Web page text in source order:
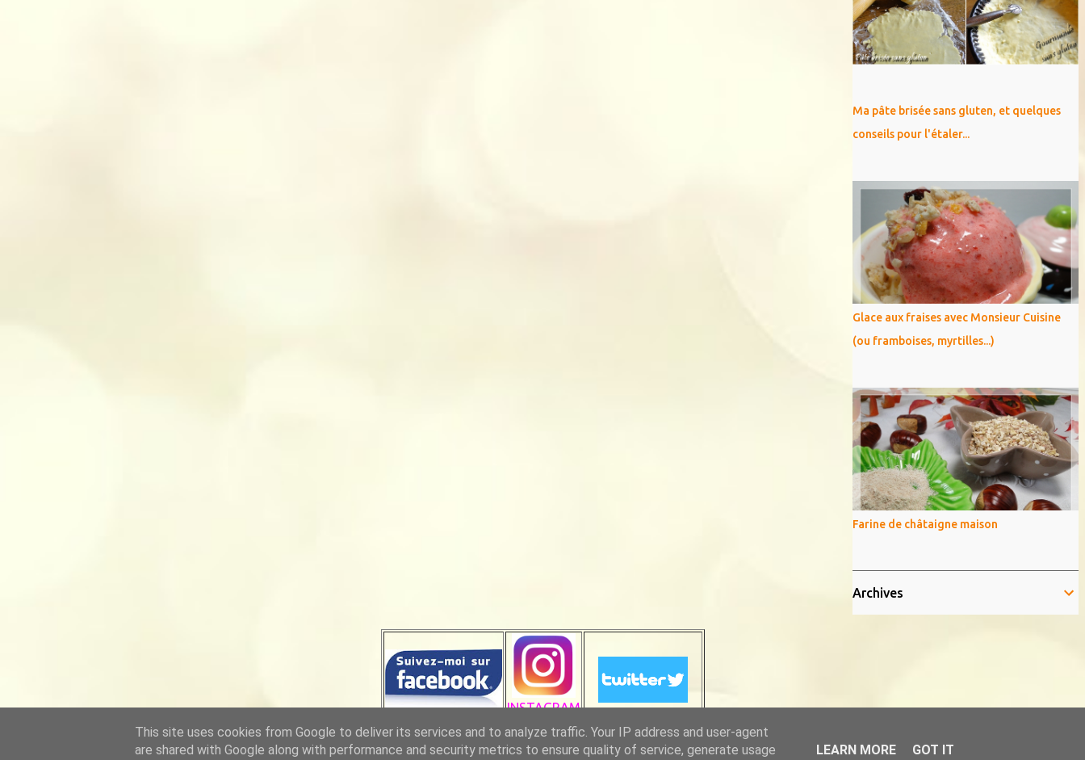
Ma pâte brisée sans gluten, et quelques
conseils pour l'étaler...
Glace aux fraises avec Monsieur Cuisine
(ou framboises, myrtilles...)
Farine de châtaigne maison
Archives
INSTAGRAM
This site uses cookies from Google to deliver its services and to analyze traffic. Your IP address and user-agent
are shared with Google along with performance and security metrics to ensure quality of service, generate usage
LEARN MORE GOT IT